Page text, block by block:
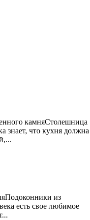
камняСтолешница
знает, что кухня должна
из
есть свое любимое